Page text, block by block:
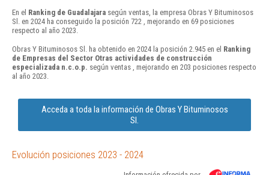
En el Ranking de Guadalajara según ventas, la empresa Obras Y Bituminosos
Sl. en 2024 ha conseguido la posición 722 , mejorando en 69 posiciones
respecto al año 2023.
Obras Y Bituminosos Sl. ha obtenido en 2024 la posición 2.945 en el Ranking
de Empresas del Sector Otras actividades de construcción
especializada n.c.o.p. según ventas , mejorando en 203 posiciones respecto
al año 2023.
Acceda a toda la información de Obras Y Bituminosos
Sl.
Evolución posiciones 2023 - 2024